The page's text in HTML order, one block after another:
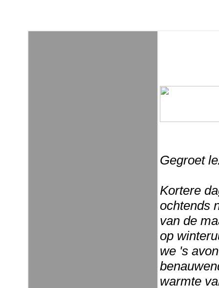
Gegroet
Kortere
ochtends
van de
op
we 's
warmte